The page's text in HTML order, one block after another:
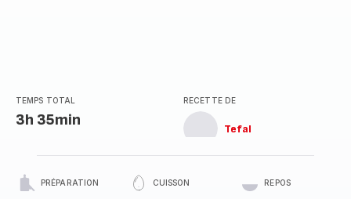
TEMPS TOTAL
3h 35min
RECETTE DE
Tefal
PRÉPARATION CUISSON REPOS